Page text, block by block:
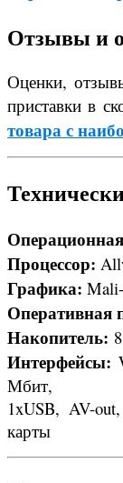
Отзывы и
Оценки,
приставки в
товара с
Процессор:
Графика:
Оперативная
Накопитель:
Интерфейсы:
Мбит,
1xUSB, AV-
карты